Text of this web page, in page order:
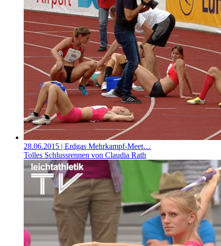
28.06.2015 | Erdgas Mehrkampf-Meet…
Tolles Schlussrennen von Claudia Rath